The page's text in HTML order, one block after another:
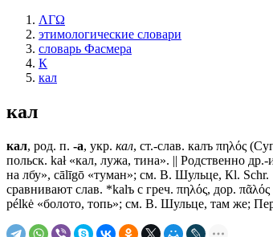
ΛΓΩ
этимологические словари
словарь Фасмера
К
кал
кал
кал, род. п. -а, укр. кал, ст.-слав. калъ πηλός
польск. kаł «кал, лужа, тина». || Родственно
на лбу», cālīgō «туман»; см. В. Шульце, Кl.
сравнивают слав. *kalъ с греч. πηλός, дор.
pélkė «болото, топь»; см. В. Шульце, там же;